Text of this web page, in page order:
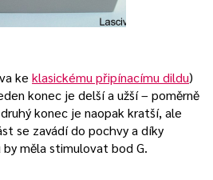
ke klasickému připínacímu dildu)
konec je delší a užší – poměrně
konec je naopak kratší, ale
se zavádí do pochvy a díky
měla stimulovat bod G.